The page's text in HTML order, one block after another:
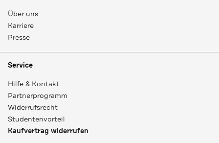
Über uns
Karriere
Presse
Service
Hilfe & Kontakt
Partnerprogramm
Widerrufsrecht
Studentenvorteil
Kaufvertrag widerrufen